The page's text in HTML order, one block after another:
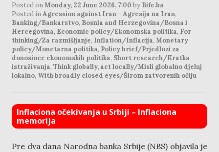
Posted on Monday, 22 June 2026, 7:00 by Bife.ba
Posted inAgression against Iran - Agresija na Iran,
Banking/Bankarstvo, Bosnia and Herzegovina/Bosna i
Hercegovina, Economic policy/Ekonomska politika, For
thinking/Za razmišljanje, Inflation/Inflacija, Monetary
policy/Monetarna politika, Policy brief/Prjedlozi za
donosioce ekonomskih politika, Short research/Kratka
istraživanja, Think globally, act locally/Misli globalno djeluj
lokalno, With broadly closed eyes/Širom zatvorenih očiju
Inflaciona očekivanja u Srbiji – Inflaciona
memorija
Pre dva dana Narodna banka Srbije (NBS) objavila je